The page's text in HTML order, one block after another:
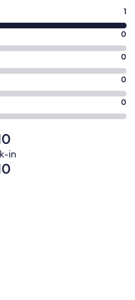
1
0
0
0
0
in